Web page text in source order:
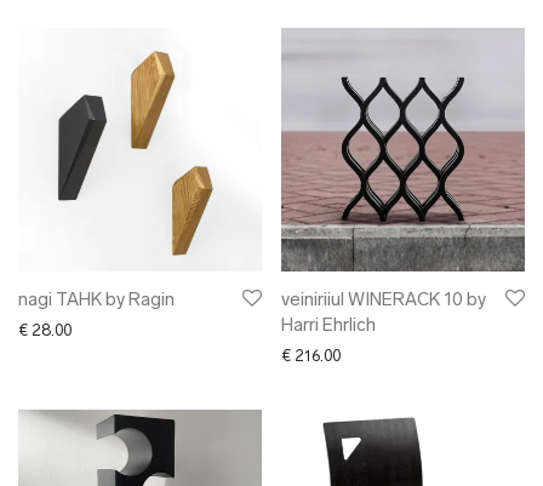
nagi TAHK by Ragin
€ 28.00
veiniriiul WINERACK 10 by
Harri Ehrlich
€ 216.00